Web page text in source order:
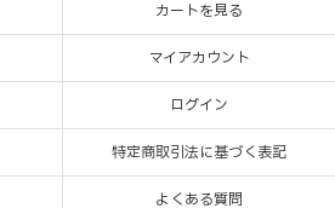
カートを見る
マイアカウント
ログイン
特定商取引法に基づく表記
よくある質問